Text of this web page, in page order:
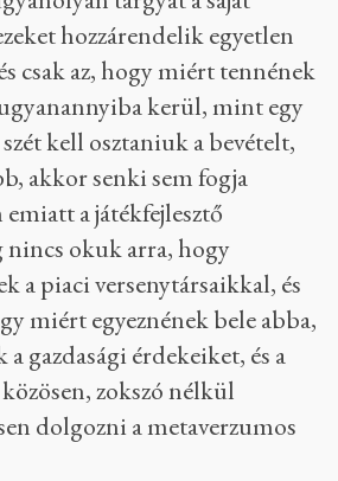
hozzárendelik egyetlen
csak az, hogy miért tennének
kerül, mint egy
kell osztaniuk a bevételt,
akkor senki sem fogja
a játékfejlesztő
nincs okuk arra, hogy
a piaci versenytársaikkal, és
miért egyeznének bele abba,
gazdasági érdekeiket, és a
zokszó nélkül
dolgozni a metaverzumos